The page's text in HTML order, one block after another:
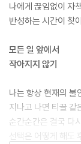
나에게 끊임없이 자
반성하는 시간이 찾
모든 일 앞에서
작아지지 않기
나는 항상 현재의 불
지나고 나면 티끌 같
순간순간은 결국 다
선택은 어떻게 해도